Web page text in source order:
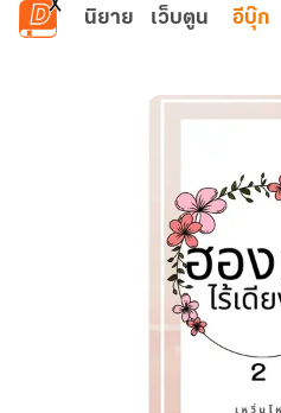
ข้ามไปยังเนื้อหาหลัก
นิยาย เว็บตูน อีบุ๊ก